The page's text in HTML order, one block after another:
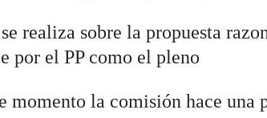
realiza sobre la propuesta
por el PP como el pleno
momento la comisión hace una